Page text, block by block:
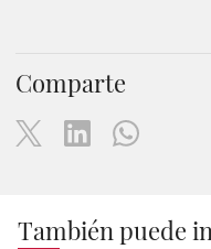
Comparte
También puede